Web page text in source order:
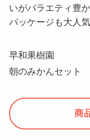
いがバラエティ豊
パッケージも大人
早和果樹園
朝のみかんセット
商